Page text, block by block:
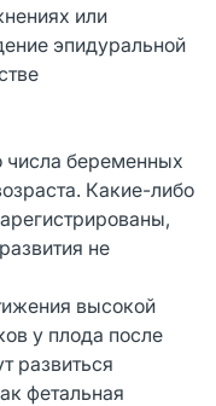
или
эпидуральной
числа беременных
Какие-либо
не
высокой
у плода после
развиться
фетальная